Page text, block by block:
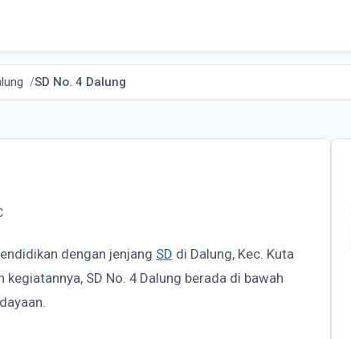
SD No. 4 Dalung
dengan jenjang SD di Dalung, Kec. Kuta
kegiatannya, SD No. 4 Dalung berada di bawah